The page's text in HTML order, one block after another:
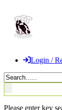
Login /
Please enter key